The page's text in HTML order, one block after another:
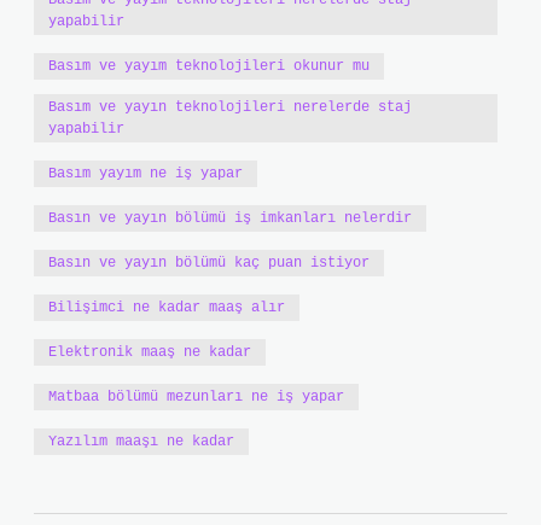
yapabilir
Basım ve yayım teknolojileri okunur mu
Basım ve yayın teknolojileri nerelerde staj
yapabilir
Basım yayım ne iş yapar
Basın ve yayın bölümü iş imkanları nelerdir
Basın ve yayın bölümü kaç puan istiyor
Bilişimci ne kadar maaş alır
Elektronik maaş ne kadar
Matbaa bölümü mezunları ne iş yapar
Yazılım maaşı ne kadar